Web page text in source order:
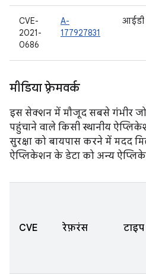
CVE-
2021-
0686
A-
177927831
आईडी
मीडिया फ़्रेमवर्क
इस सेक्शन में मौजूद सबसे गंभीर
पहुंचाने वाले किसी स्थानीय
सुरक्षा को बायपास करने में मदद
ऐप्लिकेशन के डेटा को अन्य
CVE रेफ़रंस टाइप